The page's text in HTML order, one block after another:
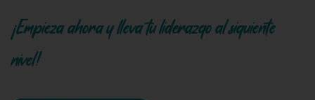
¡Empieza ahora y lleva tu liderazgo al siguiente
nivel!